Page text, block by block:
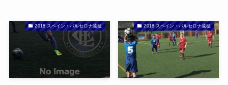
2018 スペイン・バルセロナ遠征 2018 スペイン・バルセロナ遠征